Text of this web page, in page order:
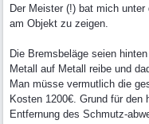
Der Meister (!) bat mich
am Objekt zu zeigen.
Die Bremsbeläge seien
Metall auf Metall reibe und
Man müsse vermutlich die
Kosten 1200€. Grund für
Entfernung des Schmutz-